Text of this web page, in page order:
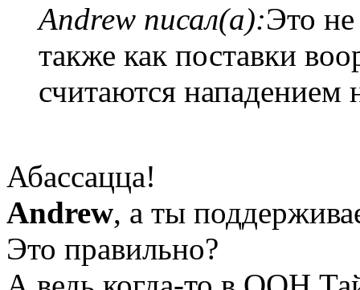
Andrew писал(а):Это не
также как поставки
считаются нападением
Абассацца!
Andrew, а ты
Это правильно?